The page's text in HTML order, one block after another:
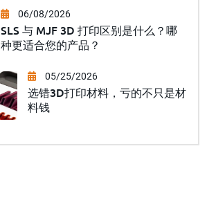
06/08/2026
SLS 与 MJF 3D 打印区别是什么？哪
种更适合您的产品？
05/25/2026
选错3D打印材料，亏的不只是材
料钱